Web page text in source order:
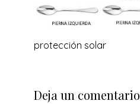
protección solar
Deja un comentario